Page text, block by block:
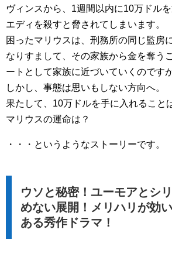
ヴィンスから、1週間以内に10万ドル
エディを殺すと脅されてしまいます。
困ったマリウスは、刑務所の同じ監房
なりすまして、その家族から金を奪う
ートとして家族に近づいていくのです
しかし、事態は思いもしない方向へ。
果たして、10万ドルを手に入れること
マリウスの運命は？
・・・というようなストーリーです。
ウソと秘密！ユーモアとシ
めない展開！メリハリが効
ある秀作ドラマ！